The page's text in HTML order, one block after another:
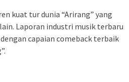
kuat tur dunia “Arirang” yang
Laporan industri musik terbaru
capaian comeback terbaik